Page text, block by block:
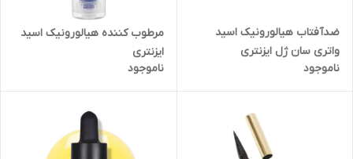
ضدآفتاب هیالورونیک اسید
واتری سان ژل ایزنتری
ناموجود
مرطوب کننده هیالورونیک اسید
ایزنتری
ناموجود